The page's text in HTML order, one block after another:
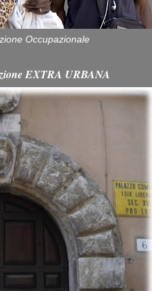
Occupazionale
EXTRA URBANA